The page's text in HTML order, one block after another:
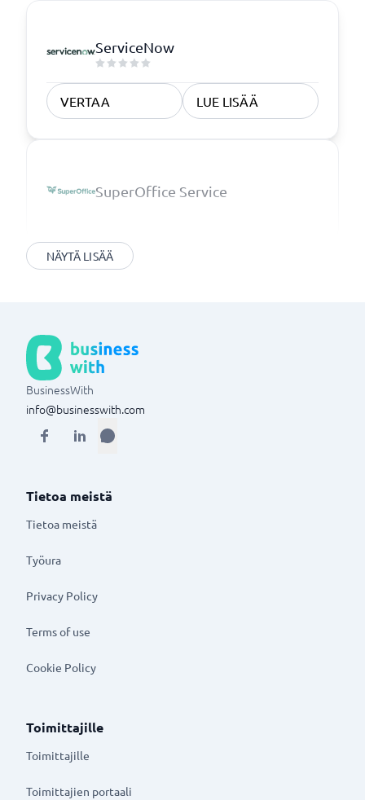
ServiceNow
VERTAA LUE LISÄÄ
SuperOffice Service
NÄYTÄ LISÄÄ
BusinessWith
info@businesswith.com
Tietoa meistä
Tietoa meistä
Työura
Privacy Policy
Terms of use
Cookie Policy
Toimittajille
Toimittajille
Toimittajien portaali